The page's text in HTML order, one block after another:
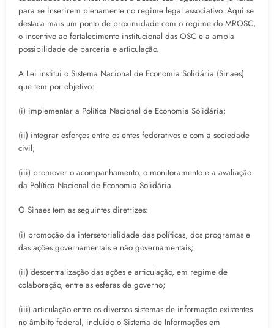
para se inserirem plenamente no regime legal associativo. Aqui se
destaca mais um ponto de proximidade com o regime do MROSC,
o incentivo ao fortalecimento institucional das OSC e a ampla
possibilidade de parceria e articulação.
A Lei institui o Sistema Nacional de Economia Solidária (Sinaes)
que tem por objetivo:
(i) implementar a Política Nacional de Economia Solidária;
(ii) integrar esforços entre os entes federativos e com a sociedade
civil;
(iii) promover o acompanhamento, o monitoramento e a avaliação
da Política Nacional de Economia Solidária.
O Sinaes tem as seguintes diretrizes:
(i) promoção da intersetorialidade das políticas, dos programas e
das ações governamentais e não governamentais;
(ii) descentralização das ações e articulação, em regime de
colaboração, entre as esferas de governo;
(iii) articulação entre os diversos sistemas de informação existentes
no âmbito federal, incluído o Sistema de Informações em